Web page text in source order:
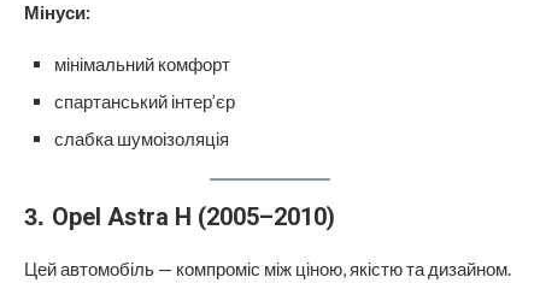
Мінуси:
мінімальний комфорт
спартанський інтер’єр
слабка шумоізоляція
3. Opel Astra H (2005–2010)
Цей автомобіль — компроміс між ціною, якістю та дизайном.